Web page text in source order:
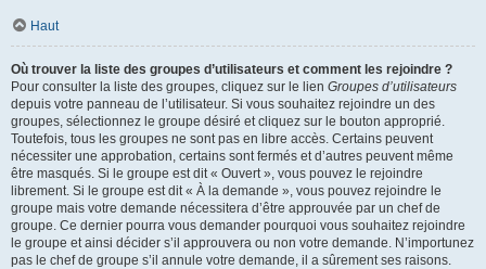
Haut
Où trouver la liste des groupes d’utilisateurs et comment les rejoindre ?
Pour consulter la liste des groupes, cliquez sur le lien Groupes d’utilisateurs
depuis votre panneau de l’utilisateur. Si vous souhaitez rejoindre un des
groupes, sélectionnez le groupe désiré et cliquez sur le bouton approprié.
Toutefois, tous les groupes ne sont pas en libre accès. Certains peuvent
nécessiter une approbation, certains sont fermés et d’autres peuvent même
être masqués. Si le groupe est dit « Ouvert », vous pouvez le rejoindre
librement. Si le groupe est dit « À la demande », vous pouvez rejoindre le
groupe mais votre demande nécessitera d’être approuvée par un chef de
groupe. Ce dernier pourra vous demander pourquoi vous souhaitez rejoindre
le groupe et ainsi décider s’il approuvera ou non votre demande. N’importunez
pas le chef de groupe s’il annule votre demande, il a sûrement ses raisons.